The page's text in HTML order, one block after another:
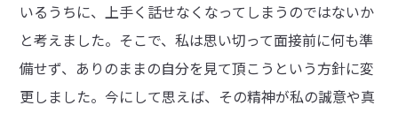
いるうちに、上手く話せなくなってしまうのではないか
と考えました。そこで、私は思い切って面接前に何も準
備せず、ありのままの自分を見て頂こうという方針に変
更しました。今にして思えば、その精神が私の誠意や真